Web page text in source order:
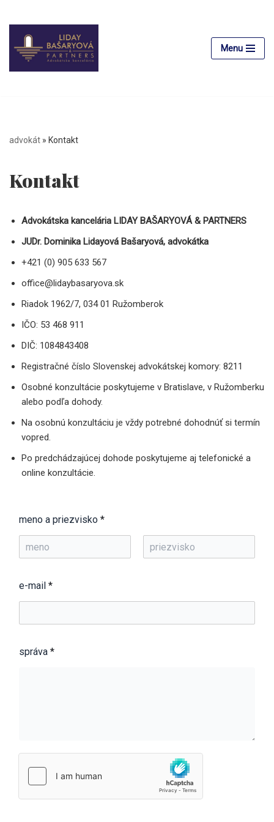
Preskočiť
na
obsah
Menu
advokát » Kontakt
Kontakt
Advokátska kancelária LIDAY BAŠARYOVÁ & PARTNERS
JUDr. Dominika Lidayová Bašaryová, advokátka
+421 (0) 905 633 567
office@lidaybasaryova.sk
Riadok 1962/7, 034 01 Ružomberok
IČO: 53 468 911
DIČ: 1084843408
Registračné číslo Slovenskej advokátskej komory: 8211
Osobné konzultácie poskytujeme v Bratislave, v Ružomberku
alebo podľa dohody.
Na osobnú konzultáciu je vždy potrebné dohodnúť si termín
vopred.
Po predchádzajúcej dohode poskytujeme aj telefonické a
online konzultácie.
meno a priezvisko *
r
s
t
e-mail *
správa *